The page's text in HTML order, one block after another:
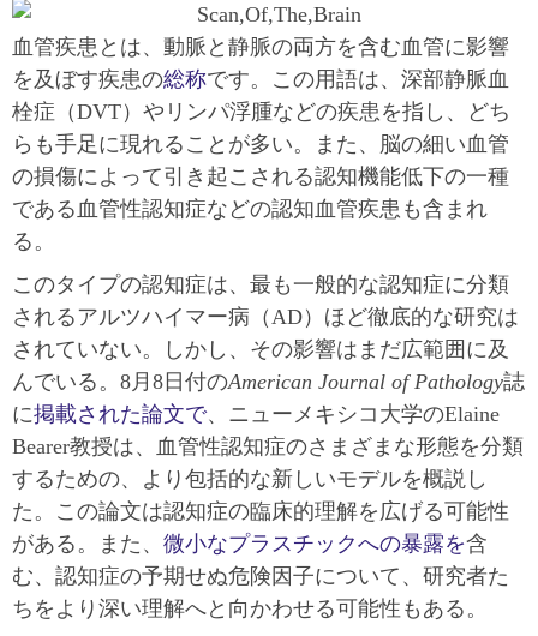
血管疾患とは、動脈と静脈の両方を含む血管に影響
を及ぼす疾患の総称です。この用語は、深部静脈血
栓症（DVT）やリンパ浮腫などの疾患を指し、どち
らも手足に現れることが多い。また、脳の細い血管
の損傷によって引き起こされる認知機能低下の一種
である血管性認知症などの認知血管疾患も含まれ
る。
このタイプの認知症は、最も一般的な認知症に分類
されるアルツハイマー病（AD）ほど徹底的な研究は
されていない。しかし、その影響はまだ広範囲に及
んでいる。8月8日付のAmerican Journal of Pathology誌
に掲載された論文で、ニューメキシコ大学のElaine
Bearer教授は、血管性認知症のさまざまな形態を分類
するための、より包括的な新しいモデルを概説し
た。この論文は認知症の臨床的理解を広げる可能性
がある。また、 微小なプラスチックへの暴露を含
む、認知症の予期せぬ危険因子について、研究者た
ちをより深い理解へと向かわせる可能性もある。